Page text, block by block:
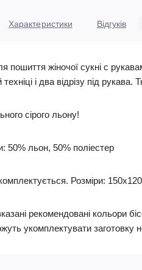
Характеристики Відгуків
пошиття жіночої сукні c
і два відрізу під рукава.
сірого льону!
50% льон, 50% поліестер
Розміри:
рекомендовані кольори
укомплектувати заготовку